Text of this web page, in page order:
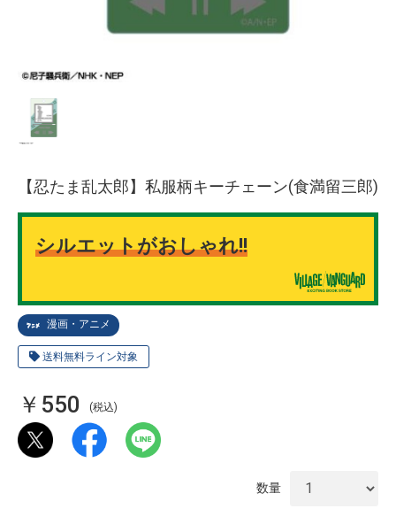
漫画・アニメ
送料無料ライン対象
【忍たま乱太郎】私服柄キーチェーン(食満留三郎)
シルエットがおしゃれ!!
￥550 (税込)
数量